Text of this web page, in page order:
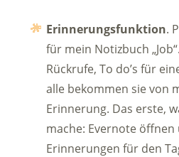
Erinnerungsfunktion.
für mein Notizbuch
Rückrufe, To do’s für
alle bekommen sie von
Erinnerung. Das erste,
mache: Evernote
Erinnerungen für den